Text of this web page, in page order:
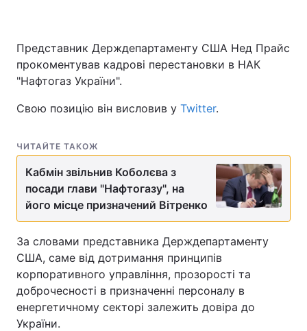
Представник Держдепартаменту США Нед Прайс
прокоментував кадрові перестановки в НАК
"Нафтогаз України".
Свою позицію він висловив у Twitter.
ЧИТАЙТЕ ТАКОЖ
Кабмін звільнив Коболєва з
посади глави "Нафтогазу", на
його місце призначений Вітренко
За словами представника Держдепартаменту
США, саме від дотримання принципів
корпоративного управління, прозорості та
доброчесності в призначенні персоналу в
енергетичному секторі залежить довіра до
України.